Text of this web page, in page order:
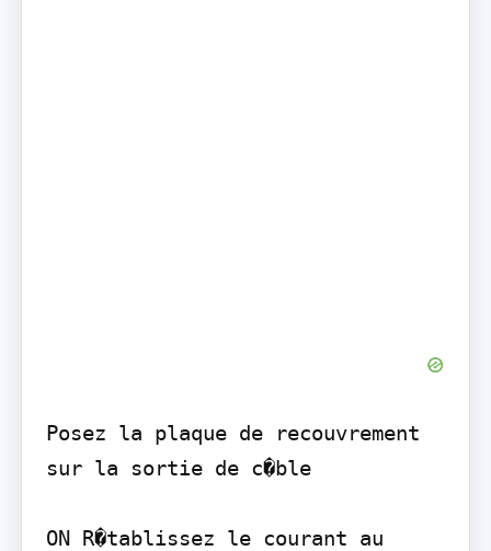
Posez la plaque de recouvrement
sur la sortie de c�ble
ON R�tablissez le courant au